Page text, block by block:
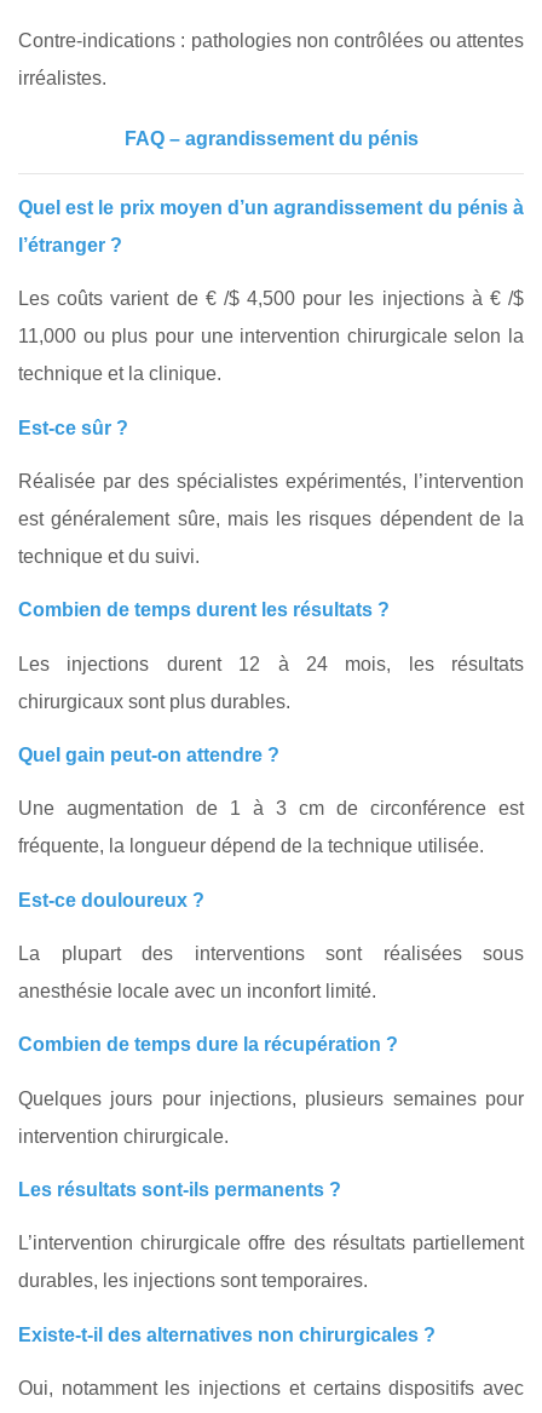
Contre-indications : pathologies non contrôlées ou attentes
irréalistes.
FAQ – agrandissement du pénis
Quel est le prix moyen d’un agrandissement du pénis à
l’étranger ?
Les coûts varient de € /$ 4,500 pour les injections à € /$
11,000 ou plus pour une intervention chirurgicale selon la
technique et la clinique.
Est-ce sûr ?
Réalisée par des spécialistes expérimentés, l’intervention
est généralement sûre, mais les risques dépendent de la
technique et du suivi.
Combien de temps durent les résultats ?
Les injections durent 12 à 24 mois, les résultats
chirurgicaux sont plus durables.
Quel gain peut-on attendre ?
Une augmentation de 1 à 3 cm de circonférence est
fréquente, la longueur dépend de la technique utilisée.
Est-ce douloureux ?
La plupart des interventions sont réalisées sous
anesthésie locale avec un inconfort limité.
Combien de temps dure la récupération ?
Quelques jours pour injections, plusieurs semaines pour
intervention chirurgicale.
Les résultats sont-ils permanents ?
L’intervention chirurgicale offre des résultats partiellement
durables, les injections sont temporaires.
Existe-t-il des alternatives non chirurgicales ?
Oui, notamment les injections et certains dispositifs avec